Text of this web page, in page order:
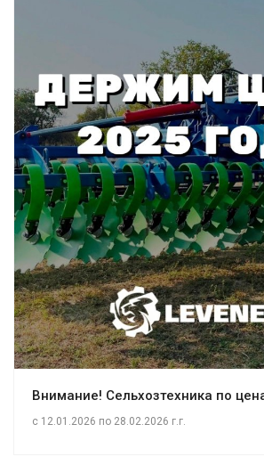
Внимание! Сельхозтехника по
c 12.01.2026 по 28.02.2026 г.г.